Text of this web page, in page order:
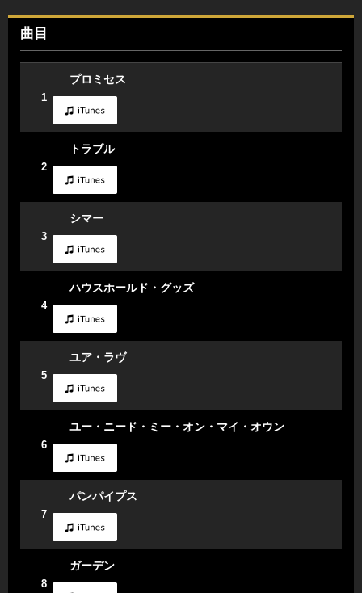
曲目
1
プロミセス
2
トラブル
3
シマー
4
ハウスホールド・グッズ
5
ユア・ラヴ
6
ユー・ニード・ミー・オン・マイ・オウン
7
パンパイプス
8
ガーデン